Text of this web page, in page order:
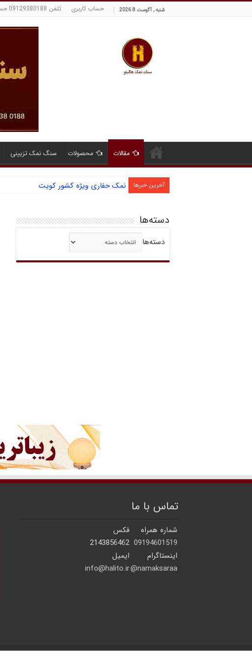
شنبه , آگوست 8 2026 حساب کاربری تلفن 09129380188 حسینی
مقالات محصولات سنگ نمک تزیینی
آخرین خبرها نمک حفاری ویژه کشور کویت
دسته‌ها
دسته‌ها
تماس با ما
شماره همراه
فکس
09194601519
2143856462
اینستاگرام
ایمیل
namaksaraa@
info@halito.ir